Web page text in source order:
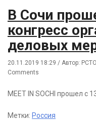
В Сочи
конгресс
деловых
20.11.2019 18:29 / Автор: РСТО
Comments
MEET IN SOCHI прошел с
Метки: Россия